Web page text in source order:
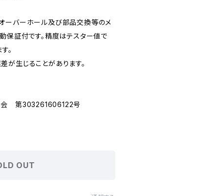
ーバーホール及び部品交換等のメ
保証付です。精度はテスター値で
。
生じることがあります。
会 第303261606122号
OUT